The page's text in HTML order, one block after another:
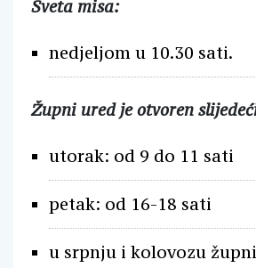
Sveta misa:
nedjeljom u 10.30 sati.
Župni ured je otvoren
utorak: od 9 do 11 sati
petak: od 16-18 sati
u srpnju i kolovozu